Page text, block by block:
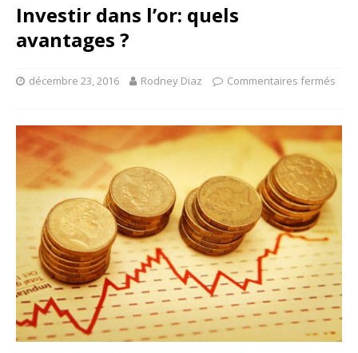
Investir dans l’or: quels
avantages ?
décembre 23, 2016 Rodney Diaz Commentaires fermés